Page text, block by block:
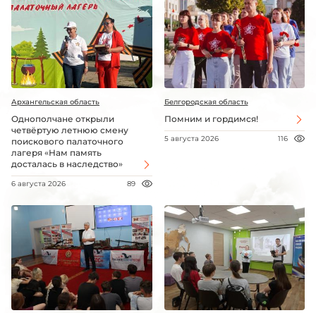
Архангельская область
Однополчане открыли
четвёртую летнюю смену
поискового палаточного
лагеря «Нам память
досталась в наследство»
6 августа 2026 89
Белгородская область
Помним и гордимся!
5 августа 2026 116